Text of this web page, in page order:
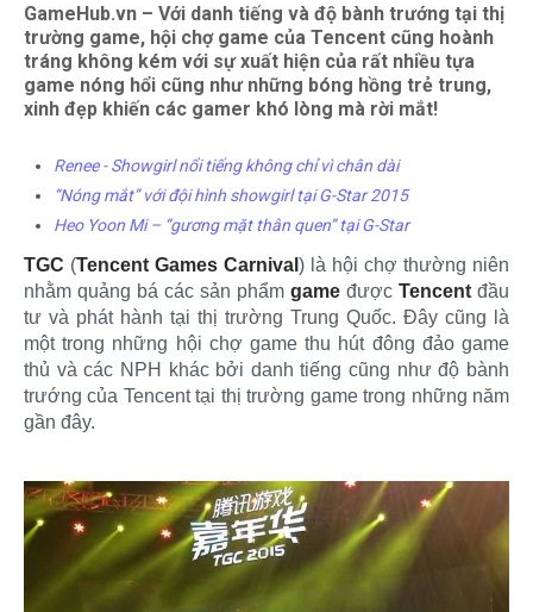
GameHub.vn – Với danh tiếng và độ bành trướng tại thị
trường game, hội chợ game của Tencent cũng hoành
tráng không kém với sự xuất hiện của rất nhiều tựa
game nóng hổi cũng như những bóng hồng trẻ trung,
xinh đẹp khiến các gamer khó lòng mà rời mắt!
Renee - Showgirl nổi tiếng không chỉ vì chân dài
“Nóng mắt” với đội hình showgirl tại G-Star 2015
Heo Yoon Mi – “gương mặt thân quen” tại G-Star
TGC (Tencent Games Carnival ) là hội chợ thường niên
nhằm quảng bá các sản phẩm game được Tencent đầu
tư và phát hành tại thị trường Trung Quốc. Đây cũng là
một trong những hội chợ game thu hút đông đảo game
thủ và các NPH khác bởi danh tiếng cũng như độ bành
trướng của Tencent tại thị trường game trong những năm
gần đây.